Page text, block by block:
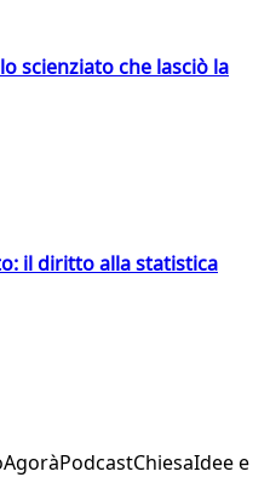
scienziato che lasciò la
il diritto alla statistica
AgoràPodcastChiesaIdee e